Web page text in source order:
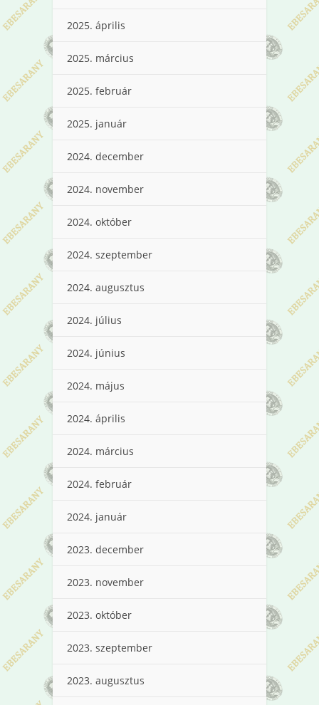
2025. április
2025. március
2025. február
2025. január
2024. december
2024. november
2024. október
2024. szeptember
2024. augusztus
2024. július
2024. június
2024. május
2024. április
2024. március
2024. február
2024. január
2023. december
2023. november
2023. október
2023. szeptember
2023. augusztus